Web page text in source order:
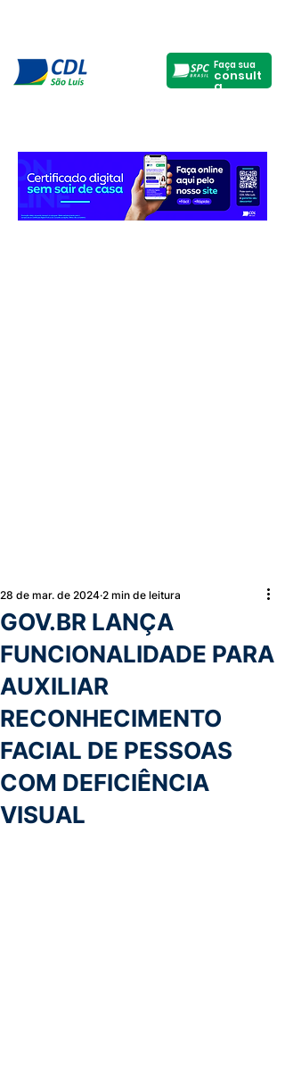
Faça sua
consult
a
GOV.BR LANÇA
FUNCIONALIDADE PARA
AUXILIAR
RECONHECIMENTO
FACIAL DE PESSOAS
COM DEFICIÊNCIA
VISUAL
28 de mar. de 2024 2 min de leitura